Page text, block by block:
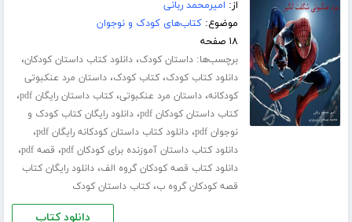
از: امیرمحمد ربانی
موضوع:کتاب‌های کودک و نوجوان
۱۸ صفحه
برچسب‌ها:داستان کودک،دانلود کتاب داستان کودکان،
دانلود کتاب کودک،کتاب کودک،داستان مرد عنکبوتی
کودکانه،داستان مرد عنکبوتی،کتاب داستان رایگان pdf ،
کتاب داستان کودکان pdf ،دانلود رایگان کتاب کودک و
نوجوان pdf
،دانلود کتاب داستان کودکانه رایگان pdf ،
دانلود کتاب داستان آموزنده برای کودکان pdf ، قصه pdf ،
دانلود کتاب قصه کودکان گروه الف،دانلود رایگان کتاب
قصه کودکان گروه ب،کتاب داستان کودک
دانلود کتاب